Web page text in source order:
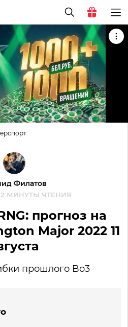
Филатов
2 МИНУТЫ ЧТЕНИЯ
прогноз на
Major 2022 11
прошлого Bo3